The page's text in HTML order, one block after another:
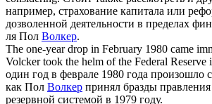
например, страхование капитала или
дозволенной деятельности в пределах
ля Пол Волкер.
The one-year drop in February 1980 came
Volckertook the helm of the Federal Reserve
один год в феврале 1980 года произошло
как Пол Волкер принял бразды
резервной системой в 1979 году.